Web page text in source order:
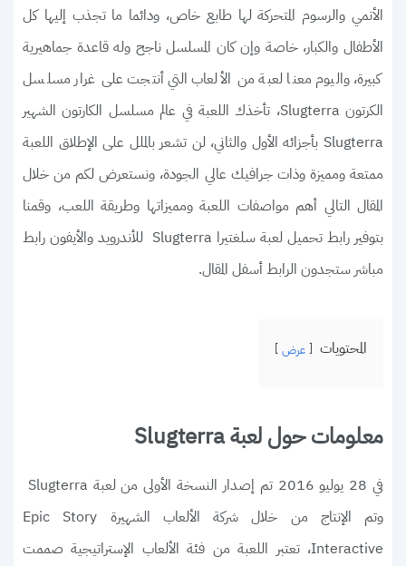
الأنمي والرسوم المتحركة لها طابع خاص، ودائما ما تجذب إليها كل
الأطفال والكبار، خاصة وإن كان المسلسل ناجح وله قاعدة جماهيرية
كبيرة، واليوم معنا لعبة من الألعاب التي أنتجت على غرار مسلسل
الكرتون Slugterra، تأخذك اللعبة في عالم مسلسل الكارتون الشهير
Slugterra بأجزائه الأول والثاني، لن تشعر بالملل على الإطلاق اللعبة
ممتعة ومميزة وذات جرافيك عالي الجودة، ونستعرض لكم من خلال
المقال التالي أهم مواصفات اللعبة ومميزاتها وطريقة اللعب، وقمنا
بتوفير رابط تحميل لعبة سلغتيرا Slugterra للأندرويد والأيفون رابط
مباشر ستجدون الرابط أسفل المقال.
المحتويات عرض
معلومات حول لعبة Slugterra
وتم الإنتاج من خلال شركة الألعاب الشهيرة Epic Story
Interactive‏، تعتبر اللعبة من فئة الألعاب الإستراتيجية صممت